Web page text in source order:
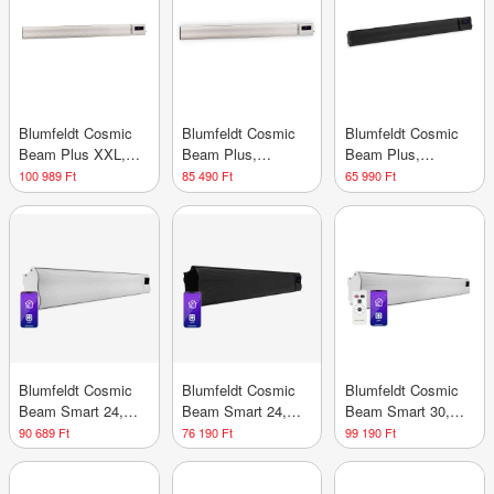
Blumfeldt Cosmic
Beam Plus XXL,
infravörös
hősugárzó, 3000 W,
100 989 Ft
Blumfeldt Cosmic
Beam Plus,
infravörös
hősugárzó, 2400 W,
85 490 Ft
Blumfeldt Cosmic
Beam Plus,
infravörös terasz
hősugárzó, 2400 W,
65 990 Ft
Blumfeldt Cosmic
Beam Smart 24,
infravörös
hősugárzó, 2400 W,
90 689 Ft
Blumfeldt Cosmic
Beam Smart 24,
infravörös
hősugárzó, 2400 W,
76 190 Ft
Blumfeldt Cosmic
Beam Smart 30,
infravörös
hősugárzó, 3000 W,
99 190 Ft